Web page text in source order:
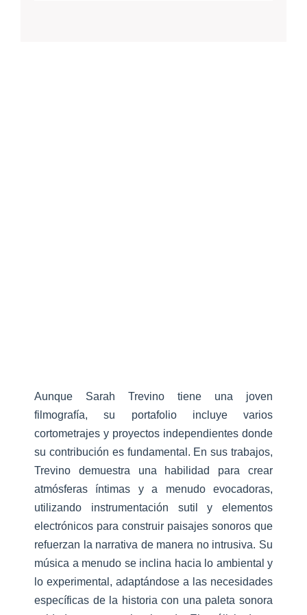
Aunque Sarah Trevino tiene una joven
filmografía, su portafolio incluye varios
cortometrajes y proyectos independientes donde
su contribución es fundamental. En sus trabajos,
Trevino demuestra una habilidad para crear
atmósferas íntimas y a menudo evocadoras,
utilizando instrumentación sutil y elementos
electrónicos para construir paisajes sonoros que
refuerzan la narrativa de manera no intrusiva. Su
música a menudo se inclina hacia lo ambiental y
lo experimental, adaptándose a las necesidades
específicas de la historia con una paleta sonora